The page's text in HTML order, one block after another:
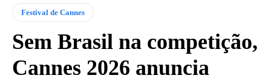
Festival de Cannes
Sem Brasil na competição,
Cannes 2026 anuncia